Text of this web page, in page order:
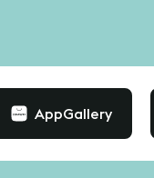
AppGallery